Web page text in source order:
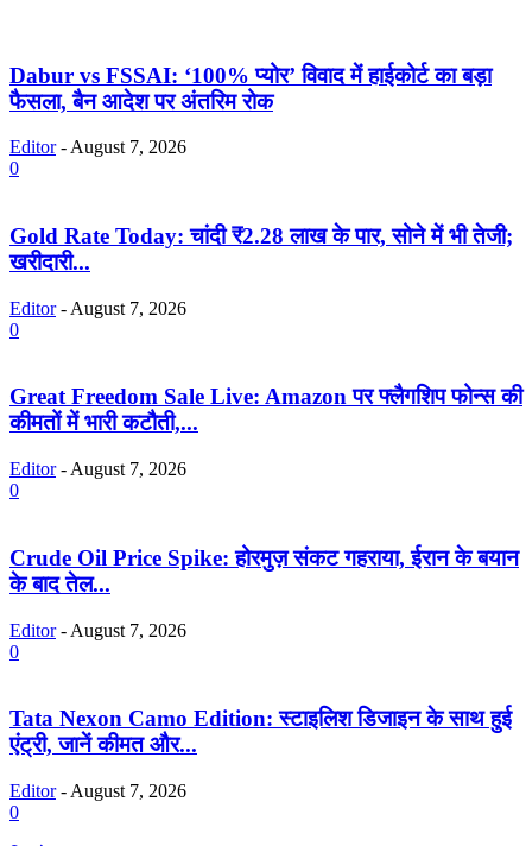
Dabur vs FSSAI: ‘100% प्योर’ विवाद में हाईकोर्ट का बड़ा
फैसला, बैन आदेश पर अंतरिम रोक
Editor - August 7, 2026
0
Gold Rate Today: चांदी ₹2.28 लाख के पार, सोने में भी तेजी;
खरीदारी...
Editor - August 7, 2026
0
Great Freedom Sale Live: Amazon पर फ्लैगशिप फोन्स की
कीमतों में भारी कटौती,...
Editor - August 7, 2026
0
Crude Oil Price Spike: होरमुज़ संकट गहराया, ईरान के बयान
के बाद तेल...
Editor - August 7, 2026
0
Tata Nexon Camo Edition: स्टाइलिश डिजाइन के साथ हुई
एंट्री, जानें कीमत और...
Editor - August 7, 2026
0